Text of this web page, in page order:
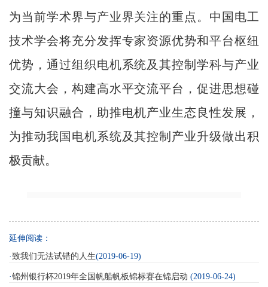
为当前学术界与产业界关注的重点。中国电工
技术学会将充分发挥专家资源优势和平台枢纽
优势，通过组织电机系统及其控制学科与产业
交流大会，构建高水平交流平台，促进思想碰
撞与知识融合，助推电机产业生态良性发展，
为推动我国电机系统及其控制产业升级做出积
极贡献。
延伸阅读：
·致我们无法试错的人生(2019-06-19)
·锦州银行杯2019年全国帆船帆板锦标赛在锦启动 (2019-06-24)